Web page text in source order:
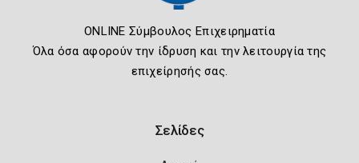
ONLINE Σύμβουλος Επιχειρηματία
Όλα όσα αφορούν την ίδρυση και την λειτουργία της
επιχείρησής σας.
Σελίδες